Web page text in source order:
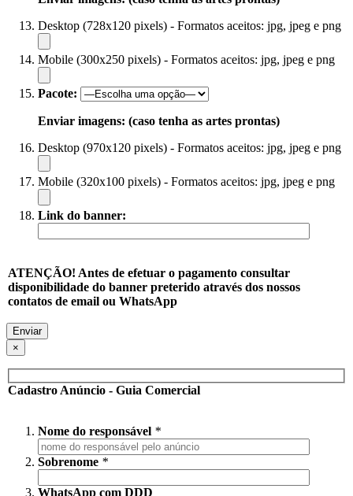
Desktop (728x120 pixels) - Formatos aceitos: jpg, jpeg e png
Mobile (300x250 pixels) - Formatos aceitos: jpg, jpeg e png
Pacote:
Enviar imagens: (caso tenha as artes prontas)
Desktop (970x120 pixels) - Formatos aceitos: jpg, jpeg e png
Mobile (320x100 pixels) - Formatos aceitos: jpg, jpeg e png
Link do banner:
ATENÇÃO! Antes de efetuar o pagamento consultar
disponibilidade do banner preterido através dos nossos
contatos de email ou WhatsApp
×
Cadastro Anúncio - Guia Comercial
Nome do responsável *
Sobrenome *
WhatsApp com DDD